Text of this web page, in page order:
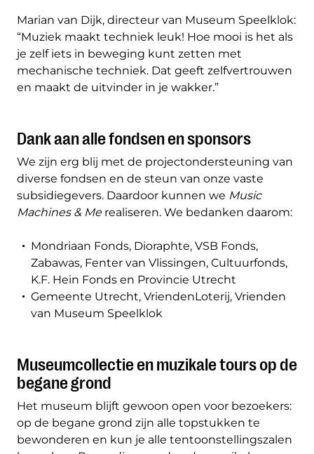
Marian van Dijk, directeur van Museum Speelklok:
“Muziek maakt techniek leuk! Hoe mooi is het als
je zelf iets in beweging kunt zetten met
mechanische techniek. Dat geeft zelfvertrouwen
en maakt de uitvinder in je wakker.”
Dank aan alle fondsen en sponsors
We zijn erg blij met de projectondersteuning van
diverse fondsen en de steun van onze vaste
subsidiegevers. Daardoor kunnen we Music
Machines & Merealiseren. We bedanken daarom:
Mondriaan Fonds, Dioraphte, VSB Fonds,
Zabawas, Fenter van Vlissingen, Cultuurfonds,
K.F. Hein Fonds en Provincie Utrecht
Gemeente Utrecht, VriendenLoterij, Vrienden
van Museum Speelklok
Museumcollectie en muzikale tours op de
begane grond
Het museum blijft gewoon open voor bezoekers:
op de begane grond zijn alle topstukken te
bewonderen en kun je alle tentoonstellingszalen